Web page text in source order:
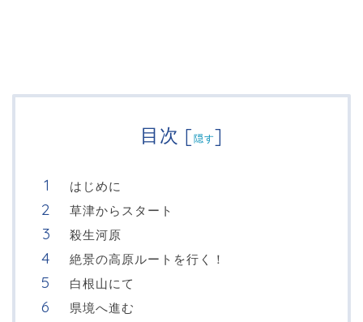
目次 [隠す]
はじめに
草津からスタート
殺生河原
絶景の高原ルートを行く！
白根山にて
県境へ進む